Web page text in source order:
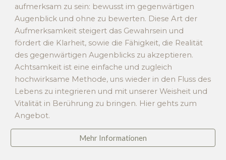
aufmerksam zu sein: bewusst im gegenwärtigen
Augenblick und ohne zu bewerten. Diese Art der
Aufmerksamkeit steigert das Gewahrsein und
fördert die Klarheit, sowie die Fähigkeit, die Realität
des gegenwärtigen Augenblicks zu akzeptieren.
Achtsamkeit ist eine einfache und zugleich
hochwirksame Methode, uns wieder in den Fluss des
Lebens zu integrieren und mit unserer Weisheit und
Vitalität in Berührung zu bringen. Hier gehts zum
Angebot.
Mehr Informationen